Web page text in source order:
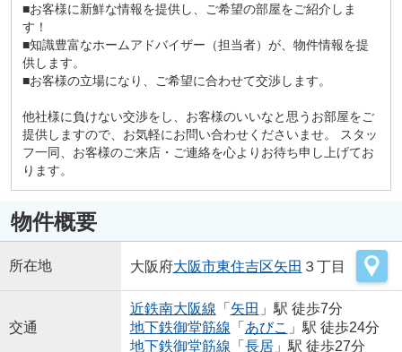
■お客様に新鮮な情報を提供し、ご希望の部屋をご紹介しま
す！
■知識豊富なホームアドバイザー（担当者）が、物件情報を提
供します。
■お客様の立場になり、ご希望に合わせて交渉します。
他社様に負けない交渉をし、お客様のいいなと思うお部屋をご
提供しますので、お気軽にお問い合わせくださいませ。 スタッ
フ一同、お客様のご来店・ご連絡を心よりお待ち申し上げてお
ります。
物件概要
所在地 大阪府大阪市東住吉区矢田 ３丁目
交通
近鉄南大阪線 「 矢田 」駅 徒歩7分
地下鉄御堂筋線 「 あびこ 」駅 徒歩24分
地下鉄御堂筋線 「 長居」駅 徒歩27分